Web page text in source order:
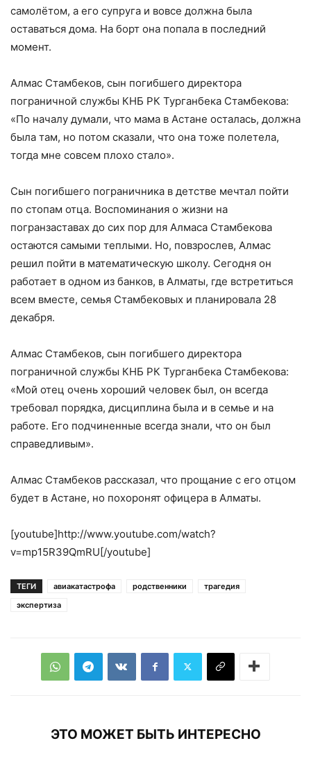
самолётом, а его супруга и вовсе должна была
оставаться дома. На борт она попала в последний
момент.
Алмас Стамбеков, сын погибшего директора
пограничной службы КНБ РК Турганбека Стамбекова:
«По началу думали, что мама в Астане осталась, должна
была там, но потом сказали, что она тоже полетела,
тогда мне совсем плохо стало».
Сын погибшего пограничника в детстве мечтал пойти
по стопам отца. Воспоминания о жизни на
погранзаставах до сих пор для Алмаса Стамбекова
остаются самыми теплыми. Но, повзрослев, Алмас
решил пойти в математическую школу. Сегодня он
работает в одном из банков, в Алматы, где встретиться
всем вместе, семья Стамбековых и планировала 28
декабря.
Алмас Стамбеков, сын погибшего директора
пограничной службы КНБ РК Турганбека Стамбекова:
«Мой отец очень хороший человек был, он всегда
требовал порядка, дисциплина была и в семье и на
работе. Его подчиненные всегда знали, что он был
справедливым».
Алмас Стамбеков рассказал, что прощание с его отцом
будет в Астане, но похоронят офицера в Алматы.
[youtube]http://www.youtube.com/watch?
v=mp15R39QmRU[/youtube]
ТЕГИ авиакатастрофа родственники
трагедия
экспертиза
ЭТО МОЖЕТ БЫТЬ ИНТЕРЕСНО